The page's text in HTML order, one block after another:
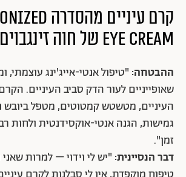
קרם עיניים מהסדרה NIZED
EYE CREAM של חוה זינגבוים
ההבטחה: "טיפול אנטי-אייג'ינג עוצמתי,
שאופייניים לעור הדק סביב העיניים.
העיניים, מטשטש קמטוטים, מטפל ביובש
גמישות, הגנה אנטי-אוקסידנטית ולחות
זמן".
דבר הנסיינית: "יש לי וידוי – למרות